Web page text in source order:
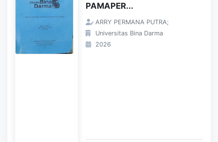
PAMAPER...
ARRY PERMANA PUTRA;
Universitas Bina Darma
2026